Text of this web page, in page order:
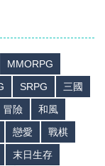
MMORPG
SRPG
三國
冒險
和風
戀愛
戰棋
末日生存